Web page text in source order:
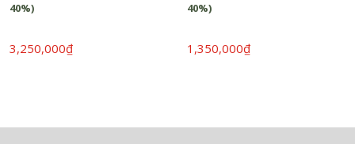
40%)
3,250,000₫
40%)
1,350,000₫